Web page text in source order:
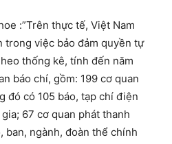
:”Trên thực tế, Việt Nam
trong việc bảo đảm quyền tự
thống kê, tính đến năm
báo chí, gồm: 199 cơ quan
đó có 105 báo, tạp chí điện
67 cơ quan phát thanh
ban, ngành, đoàn thể chính